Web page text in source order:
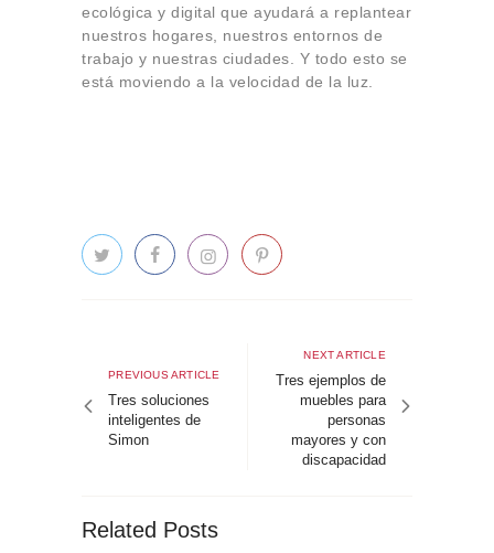
ecológica y digital que ayudará a replantear
nuestros hogares, nuestros entornos de
trabajo y nuestras ciudades. Y todo esto se
está moviendo a la velocidad de la luz.
entradas
Previous
article
PREVIOUS ARTICLE
Tres soluciones
inteligentes de
Simon
Next
article
NEXT ARTICLE
Tres ejemplos de
muebles para
personas
mayores y con
discapacidad
Related Posts